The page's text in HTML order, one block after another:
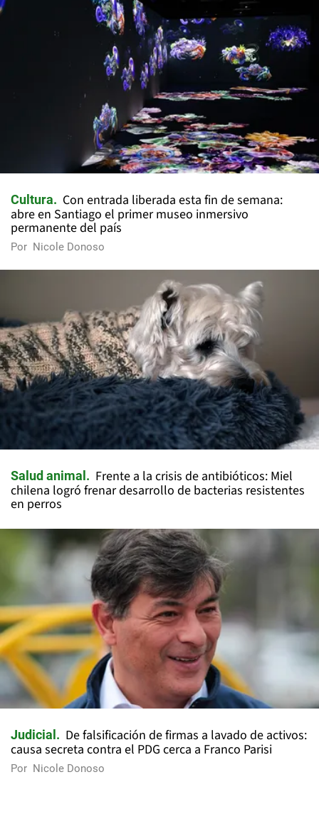
Cultura
Con entrada liberada esta fin de semana:
abre en Santiago el primer museo inmersivo
permanente del país
Por Nicole Donoso
Salud animal
Frente a la crisis de antibióticos: Miel
chilena logró frenar desarrollo de bacterias resistentes
en perros
Judicial
De falsificación de firmas a lavado de activos:
causa secreta contra el PDG cerca a Franco Parisi
Por Nicole Donoso